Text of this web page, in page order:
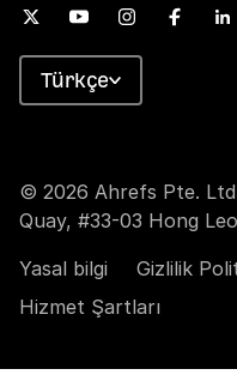
© 2026 Ahrefs Pte.
Quay, #33-03 Hong
Yasal bilgi
Gizlilik
Hizmet Şartları
Türkçe